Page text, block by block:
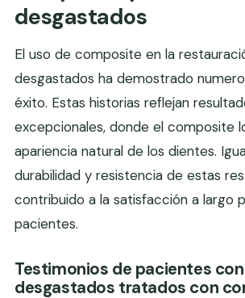
desgastados
El uso de composite en la
desgastados ha demostrado
éxito. Estas historias reflejan
excepcionales, donde el composite
apariencia natural de los dientes.
durabilidad y resistencia de estas
contribuido a la satisfacción a largo
pacientes.
Testimonios de pacientes
desgastados tratados con